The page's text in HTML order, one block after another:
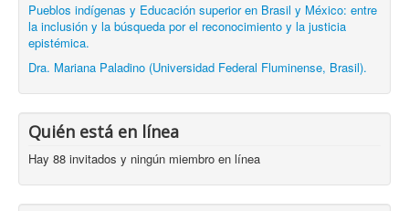
Pueblos indígenas y Educación superior en Brasil y México: entre
la inclusión y la búsqueda por el reconocimiento y la justicia
epistémica.
Dra. Mariana Paladino (Universidad Federal Fluminense, Brasil).
Quién está en línea
Hay 88 invitados y ningún miembro en línea